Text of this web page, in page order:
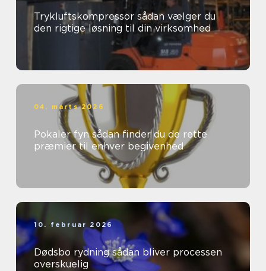
Trykluftskompressor sådan vælger du
den rigtige løsning til din virksomhed
04. marts 2026
Pokaler fyn sådan finder du de rette
præmier til enhver begivenhed
10. februar 2026
Dødsbo rydning sådan bliver processen
overskuelig